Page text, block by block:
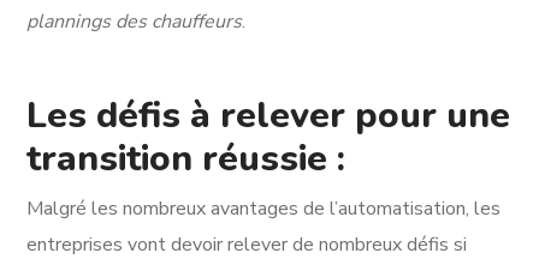
plannings des chauffeurs.
Les défis à relever pour une
transition réussie :
Malgré les nombreux avantages de l’automatisation, les
entreprises vont devoir relever de nombreux défis si